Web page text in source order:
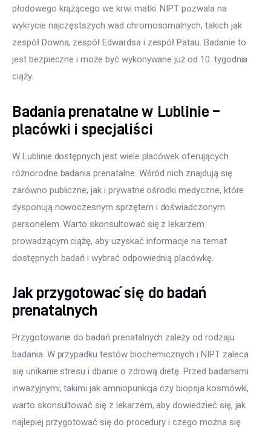
płodowego krążącego we krwi matki. NIPT pozwala na
wykrycie najczęstszych wad chromosomalnych, takich jak
zespół Downa, zespół Edwardsa i zespół Patau. Badanie to
jest bezpieczne i może być wykonywane już od 10. tygodnia
ciąży.
Badania prenatalne w Lublinie –
placówki i specjaliści
W Lublinie dostępnych jest wiele placówek oferujących
różnorodne badania prenatalne. Wśród nich znajdują się
zarówno publiczne, jak i prywatne ośrodki medyczne, które
dysponują nowoczesnym sprzętem i doświadczonym
personelem. Warto skonsultować się z lekarzem
prowadzącym ciążę, aby uzyskać informacje na temat
dostępnych badań i wybrać odpowiednią placówkę.
Jak przygotować się do badań
prenatalnych
Przygotowanie do badań prenatalnych zależy od rodzaju
badania. W przypadku testów biochemicznych i NIPT zaleca
się unikanie stresu i dbanie o zdrową dietę. Przed badaniami
inwazyjnymi, takimi jak amniopunkcja czy biopsja kosmówki,
warto skonsultować się z lekarzem, aby dowiedzieć się, jak
najlepiej przygotować się do procedury i czego można się